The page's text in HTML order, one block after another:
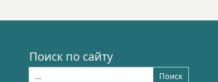
Поиск по сайту
Поиск